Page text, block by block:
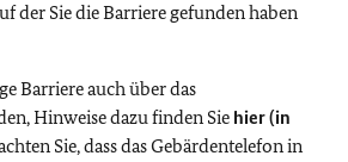
der Sie die Barriere gefunden haben
Barriere auch über das
Hinweise dazu finden Sie hier (in
Sie, dass das Gebärdentelefon in